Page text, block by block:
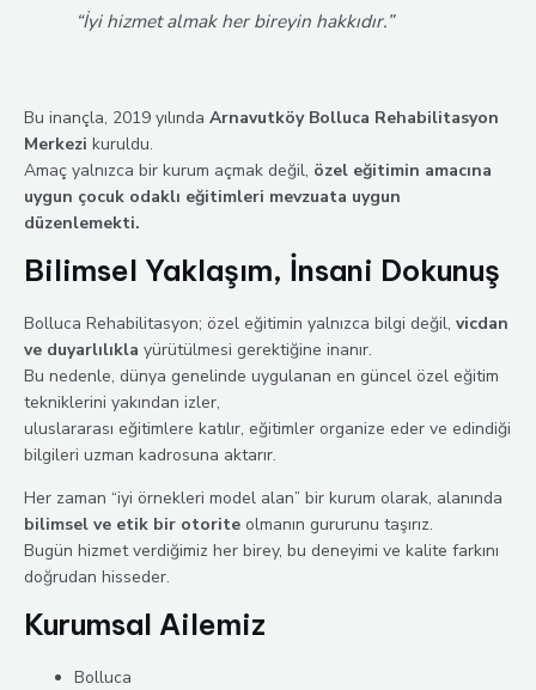
“İyi hizmet almak her bireyin hakkıdır.”
Bu inançla, 2019 yılında Arnavutköy Bolluca Rehabilitasyon
Merkezi kuruldu.
Amaç yalnızca bir kurum açmak değil, özel eğitimin amacına
uygun çocuk odaklı eğitimleri mevzuata uygun
düzenlemekti.
Bilimsel Yaklaşım, İnsani Dokunuş
Bolluca Rehabilitasyon; özel eğitimin yalnızca bilgi değil, vicdan
ve duyarlılıkla yürütülmesi gerektiğine inanır.
Bu nedenle, dünya genelinde uygulanan en güncel özel eğitim
tekniklerini yakından izler,
uluslararası eğitimlere katılır, eğitimler organize eder ve edindiği
bilgileri uzman kadrosuna aktarır.
Her zaman “iyi örnekleri model alan” bir kurum olarak, alanında
bilimsel ve etik bir otorite olmanın gururunu taşırız.
Bugün hizmet verdiğimiz her birey, bu deneyimi ve kalite farkını
doğrudan hisseder.
Kurumsal Ailemiz
Bolluca